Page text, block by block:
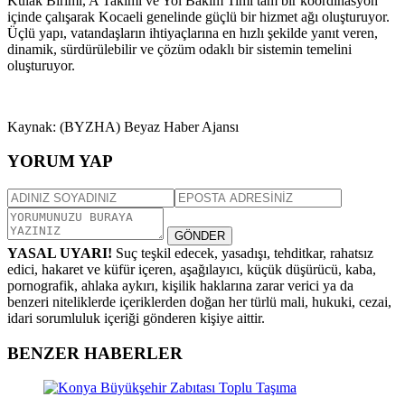
içinde çalışarak Kocaeli genelinde güçlü bir hizmet ağı oluşturuyor.
Üçlü yapı, vatandaşların ihtiyaçlarına en hızlı şekilde yanıt veren,
dinamik, sürdürülebilir ve çözüm odaklı bir sistemin temelini
oluşturuyor.
Kaynak: (BYZHA) Beyaz Haber Ajansı
YORUM YAP
GÖNDER
YASAL UYARI! Suç teşkil edecek, yasadışı, tehditkar, rahatsız
edici, hakaret ve küfür içeren, aşağılayıcı, küçük düşürücü, kaba,
pornografik, ahlaka aykırı, kişilik haklarına zarar verici ya da
benzeri niteliklerde içeriklerden doğan her türlü mali, hukuki, cezai,
idari sorumluluk içeriği gönderen kişiye aittir.
BENZER HABERLER